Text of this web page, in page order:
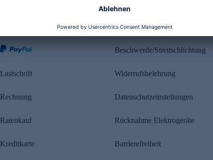
Lastschrift
Rechnung
Ratenkauf
Kreditkarte
Rechtliches
Beschwerde/Streitschlichtung
Widerrufsbelehrung
Datenschutzeinstellungen
Rücknahme Elektrogeräte
Barrierefreiheit